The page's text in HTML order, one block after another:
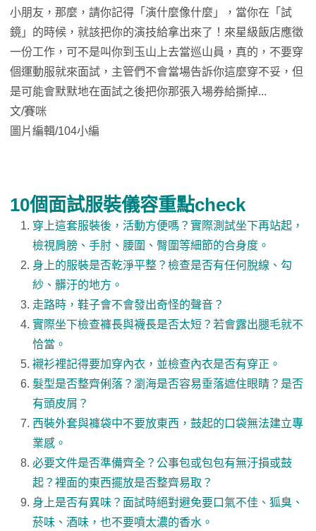
小朋友，那麼，請你記得「演什麼像什麼」，當你在「試
鏡」的時候，就該把你的演技給拿出來了！來星級飯店應徵
一份工作，可不是叫你到玉山上去當巡山員，真的，不要穿
個運動服就來面試，主管們不會當場告訴你這麼穿不妥，但
是可能會默默地在面試之後把你那張入場券給撕掉...
文/賽咪
圖片編輯/104小編
10個面試服裝儀容重點check
穿上這套服裝後，活動方便嗎？實際測試坐下再站起，
檢視肩膀、手肘、腰圍、臀圍等細節的合身度。
身上的服裝是否乾淨平整？檢查是否有任何脫線、勾
紗、髒汙的地方。
走路時，鞋子會不會發出奇怪的聲音？
實際坐下檢查褲長與襪長是否太短？若會露出腿毛就不
恰當。
襯衫裡記得要加穿內衣，並檢查內衣是否有穿正。
髮型是否整齊俐落？瀏海是否容易垂落遮住眼睛？是否
有頭皮屑？
西裝外套與褲袋中不要放東西，鼓起的口袋無法建立專
業感。
必要文件是否準備齊全？公事包或包包有無汙損或鼓
起？裡面的東西擺放是否整齊易取？
身上是否有異味？面試時絕對避免要口氣不佳、狐臭、
菸味、酒味，也不要噴太濃的香水。